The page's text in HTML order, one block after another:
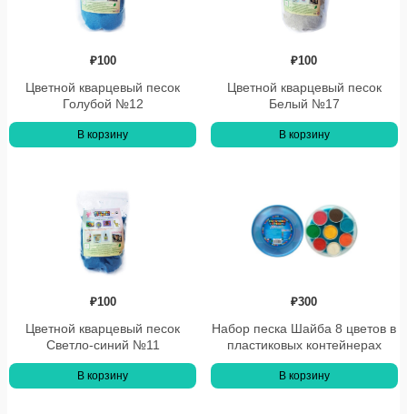
₽100
Цветной кварцевый песок
Голубой №12
В корзину
₽100
Цветной кварцевый песок
Белый №17
В корзину
₽100
Цветной кварцевый песок
Светло-синий №11
В корзину
₽300
Набор песка Шайба 8 цветов в
пластиковых контейнерах
В корзину